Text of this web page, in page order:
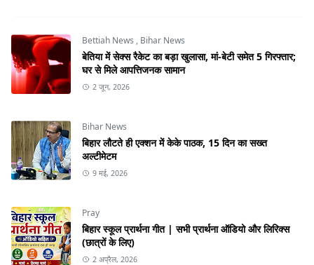
Bettiah News , Bihar News
बेतिया में सेक्स रैकेट का बड़ा खुलासा, मां-बेटी समेत 5 गिरफ्तार;
घर से मिले आपत्तिजनक सामान
2 जून, 2026
Bihar News
बिहार लौटते ही एक्शन में केके पाठक, 15 दिन का सख्त
अल्टीमेटम
9 मई, 2026
Pray
बिहार स्कूल प्रार्थना गीत | सभी प्रार्थना ऑडियो और लिरिक्स
(छात्रों के लिए)
2 अप्रैल, 2026